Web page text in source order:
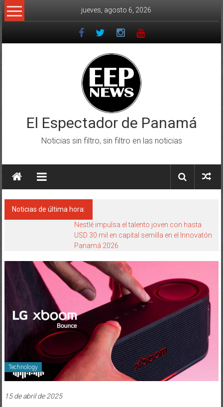
Saltar
al
jueves, agosto 6, 2026
El Espectador de Panamá
Noticias sin filtro, sin filtro en las noticias
Noticias de última hora:
Nestlé impulsa el talento joven con hasta
USD 30 mil en capital semilla en el Innovatón
Panamá 2026
Technology
15 de abril de 2025